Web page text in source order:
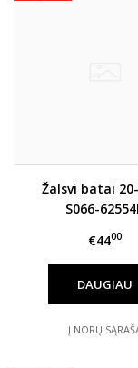
Žalsvi batai
S066-
€4400
DAUGIAU
Į NORŲ